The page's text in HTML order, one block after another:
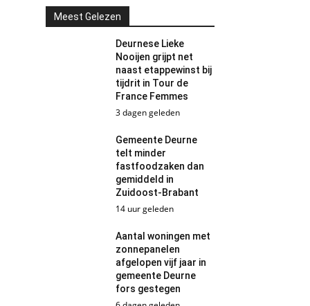
Meest Gelezen
Deurnese Lieke
Nooijen grijpt net
naast etappewinst bij
tijdrit in Tour de
France Femmes
3 dagen geleden
Gemeente Deurne
telt minder
fastfoodzaken dan
gemiddeld in
Zuidoost-Brabant
14 uur geleden
Aantal woningen met
zonnepanelen
afgelopen vijf jaar in
gemeente Deurne
fors gestegen